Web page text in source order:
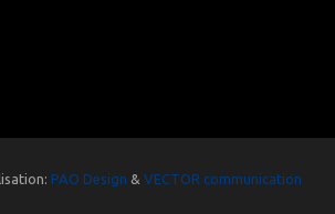
PAO Design & VECTOR communication